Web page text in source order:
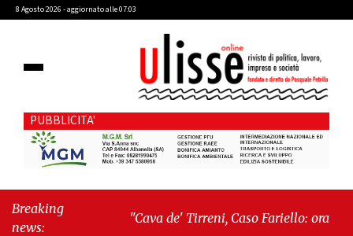
8 Agosto 2026 - aggiornato alle 07:03
PUBBLICITA'
Breaking
news:
"Cava de' Tirreni, Caso Fariello: ora